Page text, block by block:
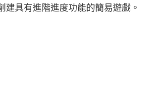
具有進階進度功能的簡易遊戲。